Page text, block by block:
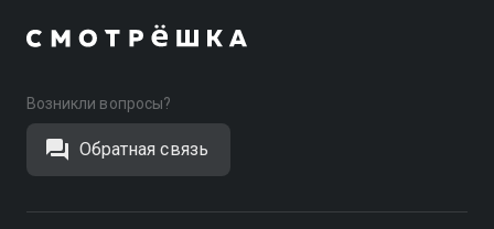
Возникли вопросы?
Обратная связь